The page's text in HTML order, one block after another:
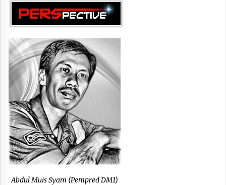
Abdul Muis Syam (Pempred DM1)